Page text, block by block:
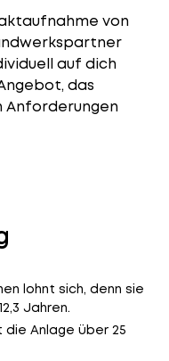
von
auf dich
das
Anforderungen
lohnt sich, denn sie
Jahren.
Anlage über 25